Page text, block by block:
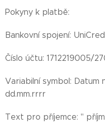
Pokyny k platbě:
Bankovní spojení:
Číslo účtu: 1712219005/
Variabilní symbol:
dd.mm.rrrr
Text pro příjemce: "